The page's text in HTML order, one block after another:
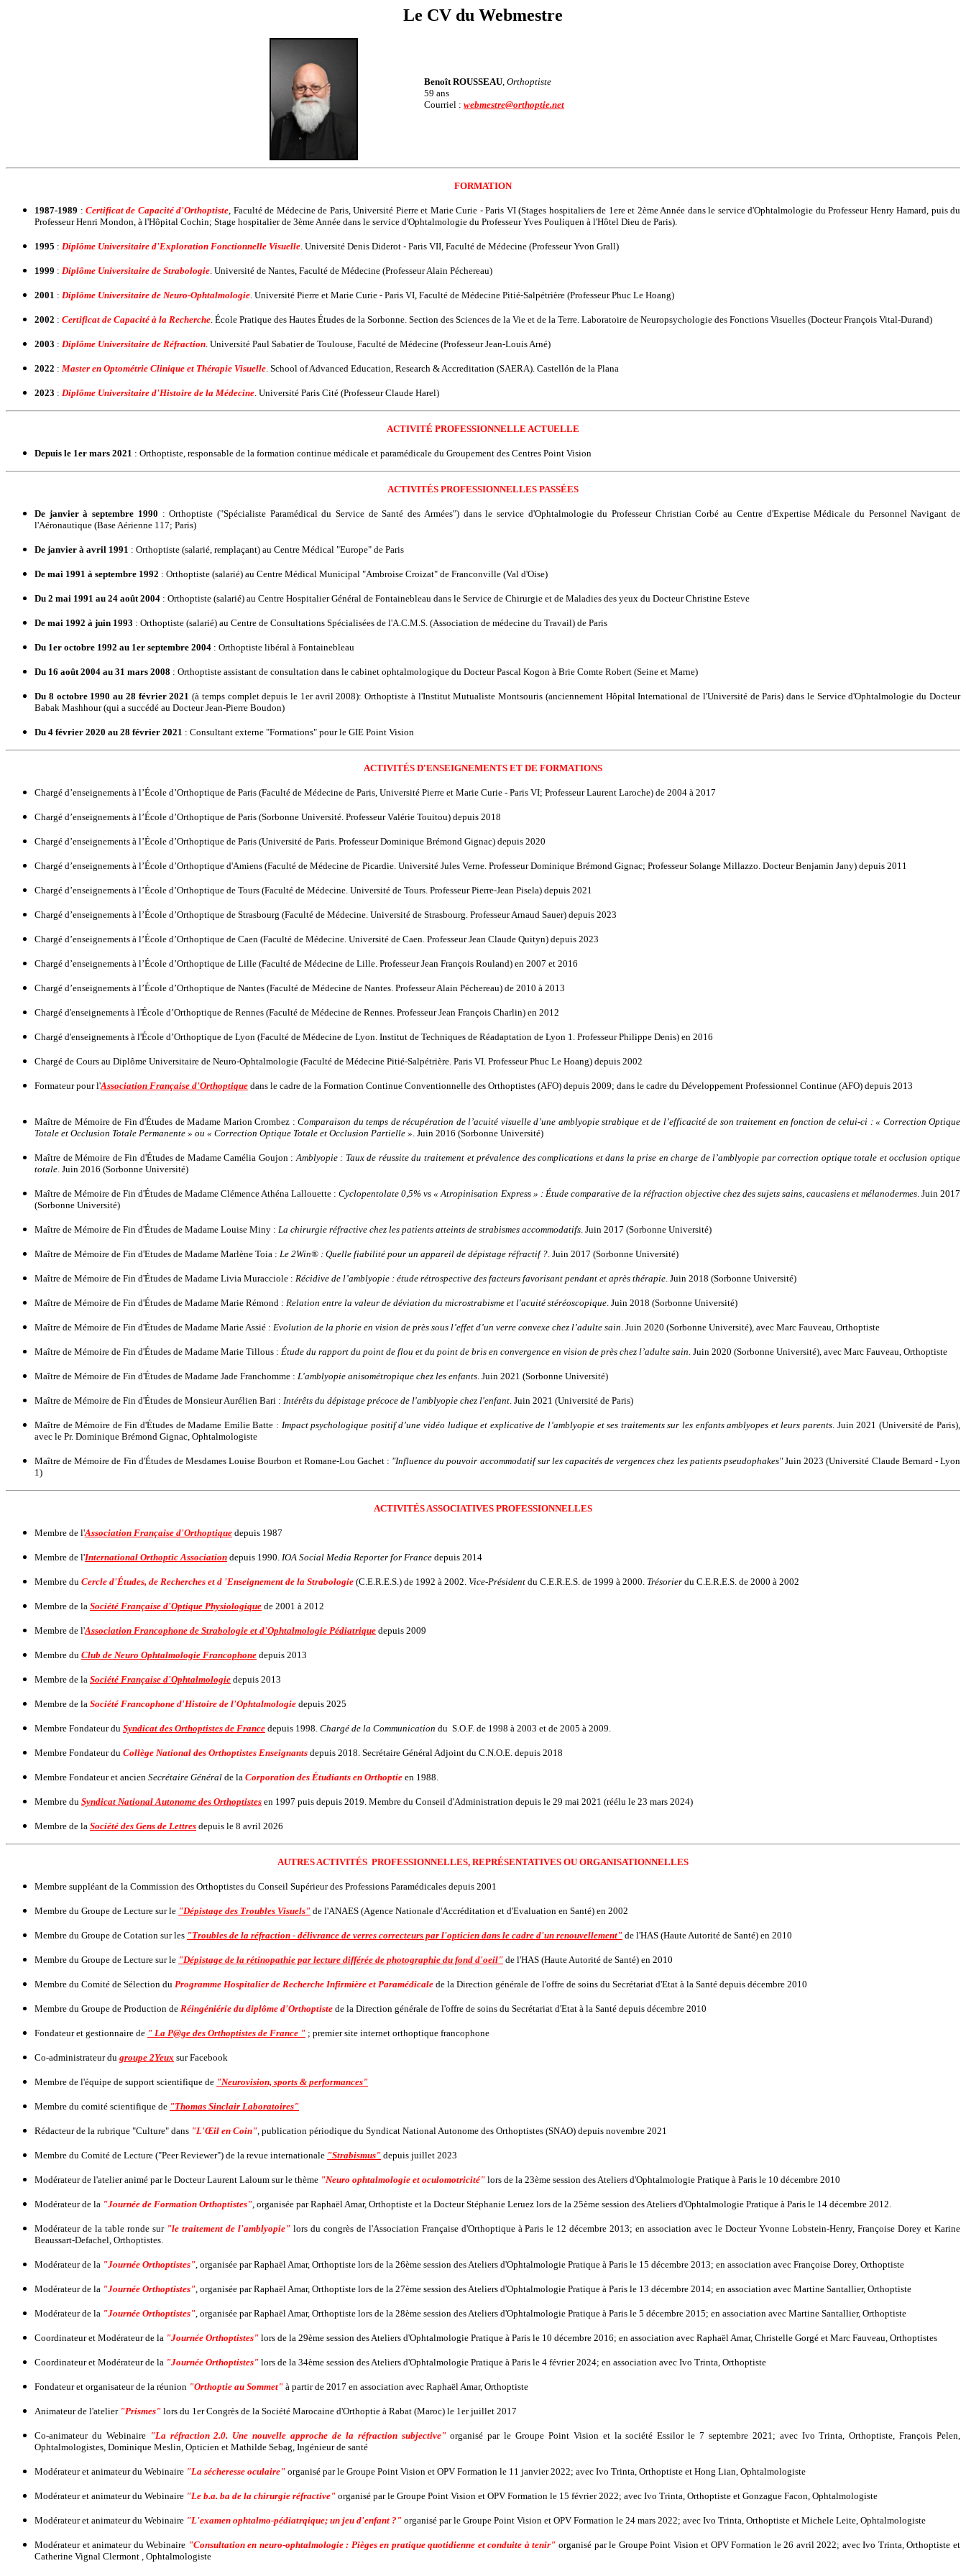
Le CV du Webmestre
Benoît ROUSSEAU, Orthoptiste
59 ans
Courriel : webmestre@orthoptie.net
FORMATION
1987-1989 : Certificat de Capacité d'Orthoptiste, Faculté de Médecine de Paris, Université Pierre et Marie Curie - Paris VI (Stages hospitaliers de 1ere et 2ème Année dans le service d'Ophtalmologie du Professeur Henry Hamard, puis du
Professeur Henri Mondon, à l'Hôpital Cochin; Stage hospitalier de 3ème Année dans le service d'Ophtalmologie du Professeur Yves Pouliquen à l'Hôtel Dieu de Paris).
1995 : Diplôme Universitaire d'Exploration Fonctionnelle Visuelle. Université Denis Diderot - Paris VII, Faculté de Médecine (Professeur Yvon Grall)
1999 : Diplôme Universitaire de Strabologie. Université de Nantes, Faculté de Médecine (Professeur Alain Péchereau)
2001 : Diplôme Universitaire de Neuro-Ophtalmologie. Université Pierre et Marie Curie - Paris VI, Faculté de Médecine Pitié-Salpétrière (Professeur Phuc Le Hoang)
2002 : Certificat de Capacité à la Recherche. École Pratique des Hautes Études de la Sorbonne. Section des Sciences de la Vie et de la Terre. Laboratoire de Neuropsychologie des Fonctions Visuelles (Docteur François Vital-Durand)
2003 : Diplôme Universitaire de Réfraction. Université Paul Sabatier de Toulouse, Faculté de Médecine (Professeur Jean-Louis Arné)
2022 : Master en Optométrie Clinique et Thérapie Visuelle. School of Advanced Education, Research & Accreditation (SAERA). Castellón de la Plana
2023 : Diplôme Universitaire d'Histoire de la Médecine. Université Paris Cité (Professeur Claude Harel)
ACTIVITÉ PROFESSIONNELLE ACTUELLE
Depuis le 1er mars 2021 : Orthoptiste, responsable de la formation continue médicale et paramédicale du Groupement des Centres Point Vision
ACTIVITÉS PROFESSIONNELLES PASSÉES
De janvier à septembre 1990 : Orthoptiste ("Spécialiste Paramédical du Service de Santé des Armées") dans le service d'Ophtalmologie du Professeur Christian Corbé au Centre d'Expertise Médicale du Personnel Navigant de
l'Aéronautique (Base Aérienne 117; Paris)
De janvier à avril 1991 : Orthoptiste (salarié, remplaçant) au Centre Médical "Europe" de Paris
De mai 1991 à septembre 1992 : Orthoptiste (salarié) au Centre Médical Municipal "Ambroise Croizat" de Franconville (Val d'Oise)
Du 2 mai 1991 au 24 août 2004 : Orthoptiste (salarié) au Centre Hospitalier Général de Fontainebleau dans le Service de Chirurgie et de Maladies des yeux du Docteur Christine Esteve
De mai 1992 à juin 1993 : Orthoptiste (salarié) au Centre de Consultations Spécialisées de l'A.C.M.S. (Association de médecine du Travail) de Paris
Du 1er octobre 1992 au 1er septembre 2004 : Orthoptiste libéral à Fontainebleau
Du 16 août 2004 au 31 mars 2008 : Orthoptiste assistant de consultation dans le cabinet ophtalmologique du Docteur Pascal Kogon à Brie Comte Robert (Seine et Marne)
Du 8 octobre 1990 au 28 février 2021(à temps complet depuis le 1er avril 2008): Orthoptiste à l'Institut Mutualiste Montsouris (anciennement Hôpital International de l'Université de Paris) dans le Service d'Ophtalmologie du Docteur
Babak Mashhour (qui a succédé au Docteur Jean-Pierre Boudon)
Du 4 février 2020 au 28 février 2021 : Consultant externe "Formations" pour le GIE Point Vision
ACTIVITÉS D'ENSEIGNEMENTS ET DE FORMATIONS
Chargé d’enseignements à l’École d’Orthoptique de Paris (Faculté de Médecine de Paris, Université Pierre et Marie Curie - Paris VI; Professeur Laurent Laroche) de 2004 à 2017
Chargé d’enseignements à l’École d’Orthoptique de Paris (Sorbonne Université. Professeur Valérie Touitou) depuis 2018
Chargé d’enseignements à l’École d’Orthoptique de Paris (Université de Paris. Professeur Dominique Brémond Gignac) depuis 2020
Chargé d’enseignements à l’École d’Orthoptique d'Amiens (Faculté de Médecine de Picardie. Université Jules Verne. Professeur Dominique Brémond Gignac; Professeur Solange Millazzo. Docteur Benjamin Jany) depuis 2011
Chargé d’enseignements à l’École d’Orthoptique de Tours (Faculté de Médecine. Université de Tours. Professeur Pierre-Jean Pisela) depuis 2021
Chargé d’enseignements à l’École d’Orthoptique de Strasbourg (Faculté de Médecine. Université de Strasbourg. Professeur Arnaud Sauer) depuis 2023
Chargé d’enseignements à l’École d’Orthoptique de Caen (Faculté de Médecine. Université de Caen. Professeur Jean Claude Quityn) depuis 2023
Chargé d’enseignements à l’École d’Orthoptique de Lille (Faculté de Médecine de Lille. Professeur Jean François Rouland) en 2007 et 2016
Chargé d’enseignements à l’École d’Orthoptique de Nantes (Faculté de Médecine de Nantes. Professeur Alain Péchereau) de 2010 à 2013
Chargé d'enseignements à l'École d’Orthoptique de Rennes (Faculté de Médecine de Rennes. Professeur Jean François Charlin) en 2012
Chargé d'enseignements à l'École d’Orthoptique de Lyon (Faculté de Médecine de Lyon. Institut de Techniques de Réadaptation de Lyon 1. Professeur Philippe Denis) en 2016
Chargé de Cours au Diplôme Universitaire de Neuro-Ophtalmologie (Faculté de Médecine Pitié-Salpétrière. Paris VI. Professeur Phuc Le Hoang) depuis 2002
Formateur pour l'Association Française d'Orthoptique dans le cadre de la Formation Continue Conventionnelle des Orthoptistes (AFO) depuis 2009; dans le cadre du Développement Professionnel Continue (AFO) depuis 2013
Maître de Mémoire de Fin d'Études de Madame Marion Crombez :Comparaison du temps de récupération de l’acuité visuelle d’une amblyopie strabique et de l’efficacité de son traitement en fonction de celui-ci : « Correction Optique
Totale et Occlusion Totale Permanente » ou « Correction Optique Totale et Occlusion Partielle ». Juin 2016 (Sorbonne Université)
Maître de Mémoire de Fin d'Études de Madame Camélia Goujon :Amblyopie : Taux de réussite du traitement et prévalence des complications et dans la prise en charge de l’amblyopie par correction optique totale et occlusion optique
totale. Juin 2016 (Sorbonne Université)
Maître de Mémoire de Fin d'Études de Madame Clémence Athéna Lallouette :Cyclopentolate 0,5% vs « Atropinisation Express » : Étude comparative de la réfraction objective chez des sujets sains, caucasiens et mélanodermes. Juin 2017
(Sorbonne Université)
Maître de Mémoire de Fin d'Études de Madame Louise Miny : La chirurgie réfractive chez les patients atteints de strabismes accommodatifs. Juin 2017 (Sorbonne Université)
Maître de Mémoire de Fin d'Etudes de Madame Marlène Toia : Le 2Win® : Quelle fiabilité pour un appareil de dépistage réfractif ?. Juin 2017 (Sorbonne Université)
Maître de Mémoire de Fin d'Études de Madame Livia Muracciole : Récidive de l’amblyopie : étude rétrospective des facteurs favorisant pendant et après thérapie. Juin 2018 (Sorbonne Université)
Maître de Mémoire de Fin d'Études de Madame Marie Rémond : Relation entre la valeur de déviation du microstrabisme et l'acuité stéréoscopique. Juin 2018 (Sorbonne Université)
Maître de Mémoire de Fin d'Études de Madame Marie Assié : Evolution de la phorie en vision de près sous l’effet d’un verre convexe chez l’adulte sain. Juin 2020 (Sorbonne Université), avec Marc Fauveau, Orthoptiste
Maître de Mémoire de Fin d'Études de Madame Marie Tillous : Étude du rapport du point de flou et du point de bris en convergence en vision de près chez l’adulte sain. Juin 2020 (Sorbonne Université), avec Marc Fauveau, Orthoptiste
Maître de Mémoire de Fin d'Études de Madame Jade Franchomme : L'amblyopie anisométropique chez les enfants. Juin 2021 (Sorbonne Université)
Maître de Mémoire de Fin d'Études de Monsieur Aurélien Bari : Intérêts du dépistage précoce de l'amblyopie chez l'enfant. Juin 2021 (Université de Paris)
Maître de Mémoire de Fin d'Études de Madame Emilie Batte : Impact psychologique positif d’une vidéo ludique et explicative de l’amblyopie et ses traitements sur les enfants amblyopes et leurs parents. Juin 2021 (Université de Paris),
avec le Pr. Dominique Brémond Gignac, Ophtalmologiste
Maître de Mémoire de Fin d'Études de Mesdames Louise Bourbon et Romane-Lou Gachet : "Influence du pouvoir accommodatif sur les capacités de vergences chez les patients pseudophakes"Juin 2023 (Université Claude Bernard - Lyon
1)
ACTIVITÉS ASSOCIATIVES PROFESSIONNELLES
Membre de l'Association Française d'Orthoptique depuis 1987
Membre de l'International Orthoptic Association depuis 1990. IOA Social Media Reporter for France depuis 2014
Membre du Cercle d'Études, de Recherches et d 'Enseignement de la Strabologie (C.E.R.E.S.) de 1992 à 2002. Vice-Président du C.E.R.E.S. de 1999 à 2000. Trésorier du C.E.R.E.S. de 2000 à 2002
Membre de la Société Française d'Optique Physiologique de 2001 à 2012
Membre de l'Association Francophone de Strabologie et d'Ophtalmologie Pédiatrique depuis 2009
Membre du Club de Neuro Ophtalmologie Francophone depuis 2013
Membre de la Société Française d'Ophtalmologie depuis 2013
Membre de la Société Francophone d'Histoire de l'Ophtalmologie depuis 2025
Membre Fondateur du Syndicat des Orthoptistes de France depuis 1998. Chargé de la Communication du S.O.F. de 1998 à 2003 et de 2005 à 2009.
Membre Fondateur du Collège National des Orthoptistes Enseignants depuis 2018. Secrétaire Général Adjoint du C.N.O.E. depuis 2018
Membre Fondateur et ancien Secrétaire Général de la Corporation des Étudiants en Orthoptie en 1988.
Membre du Syndicat National Autonome des Orthoptistes en 1997 puis depuis 2019. Membre du Conseil d'Administration depuis le 29 mai 2021 (réélu le 23 mars 2024)
Membre de la Société des Gens de Lettres depuis le 8 avril 2026
AUTRES ACTIVITÉS PROFESSIONNELLES, REPRÉSENTATIVES OU ORGANISATIONNELLES
Membre suppléant de la Commission des Orthoptistes du Conseil Supérieur des Professions Paramédicales depuis 2001
Membre du Groupe de Lecture sur le "Dépistage des Troubles Visuels" de l'ANAES (Agence Nationale d'Accréditation et d'Evaluation en Santé) en 2002
Membre du Groupe de Cotation sur les "Troubles de la réfraction - délivrance de verres correcteurs par l'opticien dans le cadre d'un renouvellement" de l'HAS (Haute Autorité de Santé) en 2010
Membre du Groupe de Lecture sur le "Dépistage de la rétinopathie par lecture différée de photographie du fond d'oeil" de l'HAS (Haute Autorité de Santé) en 2010
Membre du Comité de Sélection du Programme Hospitalier de Recherche Infirmière et Paramédicale de la Direction générale de l'offre de soins du Secrétariat d'Etat à la Santé depuis décembre 2010
Membre du Groupe de Production de Réingéniérie du diplôme d'Orthoptiste de la Direction générale de l'offre de soins du Secrétariat d'Etat à la Santé depuis décembre 2010
Fondateur et gestionnaire de " La P@ge des Orthoptistes de France " ; premier site internet orthoptique francophone
Co-administrateur du groupe 2Yeux sur Facebook
Membre de l'équipe de support scientifique de "Neurovision, sports & performances"
Membre du comité scientifique de "Thomas Sinclair Laboratoires"
Rédacteur de la rubrique "Culture" dans "L'Œil en Coin", publication périodique du Syndicat National Autonome des Orthoptistes (SNAO) depuis novembre 2021
Membre du Comité de Lecture ("Peer Reviewer") de la revue internationale "Strabismus" depuis juillet 2023
Modérateur de l'atelier animé par le Docteur Laurent Laloum sur le thème "Neuro ophtalmologie et oculomotricité" lors de la 23ème session des Ateliers d'Ophtalmologie Pratique à Paris le 10 décembre 2010
Modérateur de la "Journée de Formation Orthoptistes", organisée par Raphaël Amar, Orthoptiste et la Docteur Stéphanie Leruez lors de la 25ème session des Ateliers d'Ophtalmologie Pratique à Paris le 14 décembre 2012.
Modérateur de la table ronde sur "le traitement de l'amblyopie"lors du congrès de l'Association Française d'Orthoptique à Paris le 12 décembre 2013; en association avec le Docteur Yvonne Lobstein-Henry, Françoise Dorey et Karine
Beaussart-Defachel, Orthoptistes.
Modérateur de la "Journée Orthoptistes", organisée par Raphaël Amar, Orthoptiste lors de la 26ème session des Ateliers d'Ophtalmologie Pratique à Paris le 15 décembre 2013; en association avec Françoise Dorey, Orthoptiste
Modérateur de la "Journée Orthoptistes", organisée par Raphaël Amar, Orthoptiste lors de la 27ème session des Ateliers d'Ophtalmologie Pratique à Paris le 13 décembre 2014; en association avec Martine Santallier, Orthoptiste
Modérateur de la "Journée Orthoptistes", organisée par Raphaël Amar, Orthoptiste lors de la 28ème session des Ateliers d'Ophtalmologie Pratique à Paris le 5 décembre 2015; en association avec Martine Santallier, Orthoptiste
Coordinateur et Modérateur de la "Journée Orthoptistes" lors de la 29ème session des Ateliers d'Ophtalmologie Pratique à Paris le 10 décembre 2016; en association avec Raphaël Amar, Christelle Gorgé et Marc Fauveau, Orthoptistes
Coordinateur et Modérateur de la "Journée Orthoptistes" lors de la 34ème session des Ateliers d'Ophtalmologie Pratique à Paris le 4 février 2024; en association avec Ivo Trinta, Orthoptiste
Fondateur et organisateur de la réunion "Orthoptie au Sommet" à partir de 2017 en association avec Raphaël Amar, Orthoptiste
Animateur de l'atelier "Prismes" lors du 1er Congrès de la Société Marocaine d'Orthoptie à Rabat (Maroc) le 1er juillet 2017
Co-animateur du Webinaire "La réfraction 2.0. Une nouvelle approche de la réfraction subjective"organisé par le Groupe Point Vision et la société Essilor le 7 septembre 2021; avec Ivo Trinta, Orthoptiste, François Pelen,
Ophtalmologistes, Dominique Meslin, Opticien et Mathilde Sebag, Ingénieur de santé
Modérateur et animateur du Webinaire "La sécheresse oculaire" organisé par le Groupe Point Vision et OPV Formation le 11 janvier 2022; avec Ivo Trinta, Orthoptiste et Hong Lian, Ophtalmologiste
Modérateur et animateur du Webinaire "Le b.a. ba de la chirurgie réfractive" organisé par le Groupe Point Vision et OPV Formation le 15 février 2022; avec Ivo Trinta, Orthoptiste et Gonzague Facon, Ophtalmologiste
Modérateur et animateur du Webinaire "L'examen ophtalmo-pédiatrqique; un jeu d'enfant ?" organisé par le Groupe Point Vision et OPV Formation le 24 mars 2022; avec Ivo Trinta, Orthoptiste et Michele Leite, Ophtalmologiste
Modérateur et animateur du Webinaire "Consultation en neuro-ophtalmologie : Pièges en pratique quotidienne et conduite à tenir" organisé par le Groupe Point Vision et OPV Formation le 26 avril 2022; avec Ivo Trinta, Orthoptiste et
Catherine Vignal Clermont , Ophtalmologiste